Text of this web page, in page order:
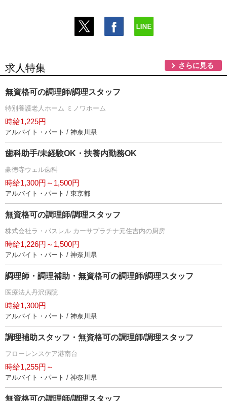
求人特集 さらに見る
無資格可の調理師/調理スタッフ
特別養護老人ホーム ミノワホーム
時給1,225円
アルバイト・パート / 神奈川県
歯科助手/未経験OK・扶養内勤務OK
豪徳寺ウェル歯科
時給1,300円～1,500円
アルバイト・パート / 東京都
無資格可の調理師/調理スタッフ
株式会社ラ・パスレル カーサプラチナ元住吉内の厨房
時給1,226円～1,500円
アルバイト・パート / 神奈川県
調理師・調理補助・無資格可の調理師/調理スタッフ
医療法人丹沢病院
時給1,300円
アルバイト・パート / 神奈川県
調理補助スタッフ・無資格可の調理師/調理スタッフ
フローレンスケア港南台
時給1,255円～
アルバイト・パート / 神奈川県
無資格可の調理師/調理スタッフ